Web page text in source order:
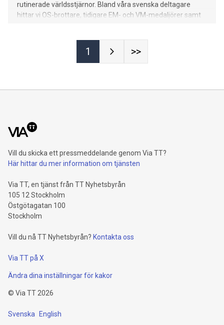
rutinerade världsstjärnor. Bland våra svenska deltagare
hittar vi OS-brottare, tidigare EM- och VM-medaljörer samt
1 >>
Vill du skicka ett pressmeddelande genom Via TT?
Här hittar du mer information om tjänsten
Via TT, en tjänst från TT Nyhetsbyrån
105 12 Stockholm
Östgötagatan 100
Stockholm
Vill du nå TT Nyhetsbyrån? Kontakta oss
Via TT på X
Ändra dina inställningar för kakor
© Via TT2026
Svenska English